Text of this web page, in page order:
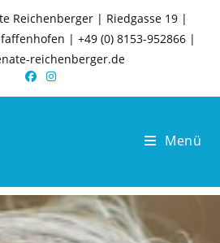
Reichenberger | Riedgasse 19 |
| +49 (0) 8153-952866 |
reichenberger.de
Menü